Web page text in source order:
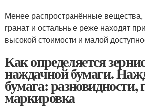
Менее распространённые вещества,
гранат и остальные реже находят
высокой стоимости и малой
Как определяется
наждачной бумаги.
бумага: разновидности,
маркировка